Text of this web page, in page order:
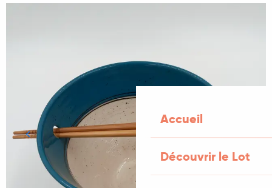
Accueil
Découvrir le Lot